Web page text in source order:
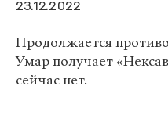
23.12.2022
Продолжается
Умар получает
сейчас нет.